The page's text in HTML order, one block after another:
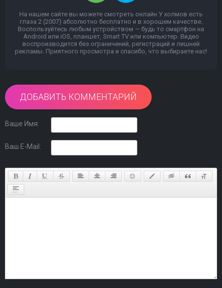
На нашем сайте вы можете смотреть онлайн У холмов есть
глаза 2 (2007) абсолютно бесплатно и в хорошем качестве.
Воспользуйтесь любым устройством — будь то смартфон на
Android или iOS, планшет, Smart TV или компьютер. Видео
воспроизводится без ограничений, регистраций и лишней
рекламы. Приятного просмотра и спасибо, что выбираете нас!
ДОБАВИТЬ КОММЕНТАРИЙ
Ваше Имя:
Ваш E-Mail: